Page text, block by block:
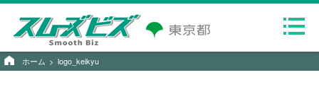
ホーム logo_keikyu